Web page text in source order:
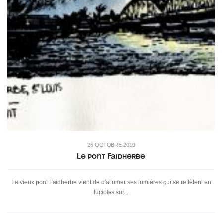
26 OCTOBRE 2019
Le pont Faidherbe
Le vieux pont Faidherbe vient de d'allumer ses lumières qui se reflètent en
lucioles sur...